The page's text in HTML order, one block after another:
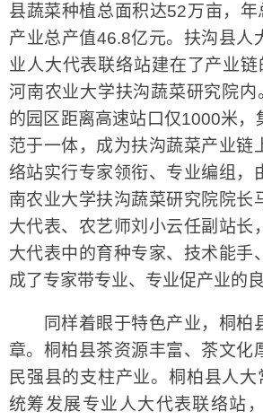
县蔬菜种植总面积达52万亩，年
产业总产值46.8亿元。扶沟县人
业人大代表联络站建在了产业
河南农业大学扶沟蔬菜研究院内
的园区距离高速站口仅1000米，
范于一体，成为扶沟蔬菜产业链
络站实行专家领衔、专业编组，
南农业大学扶沟蔬菜研究院院长
大代表、农艺师刘小云任副站长
大代表中的育种专家、技术能手
成了专家带专业、专业促产业的良
同样着眼于特色产业，桐柏
章。桐柏县茶资源丰富、茶文化
民强县的支柱产业。桐柏县人大
统筹发展专业人大代表联络站